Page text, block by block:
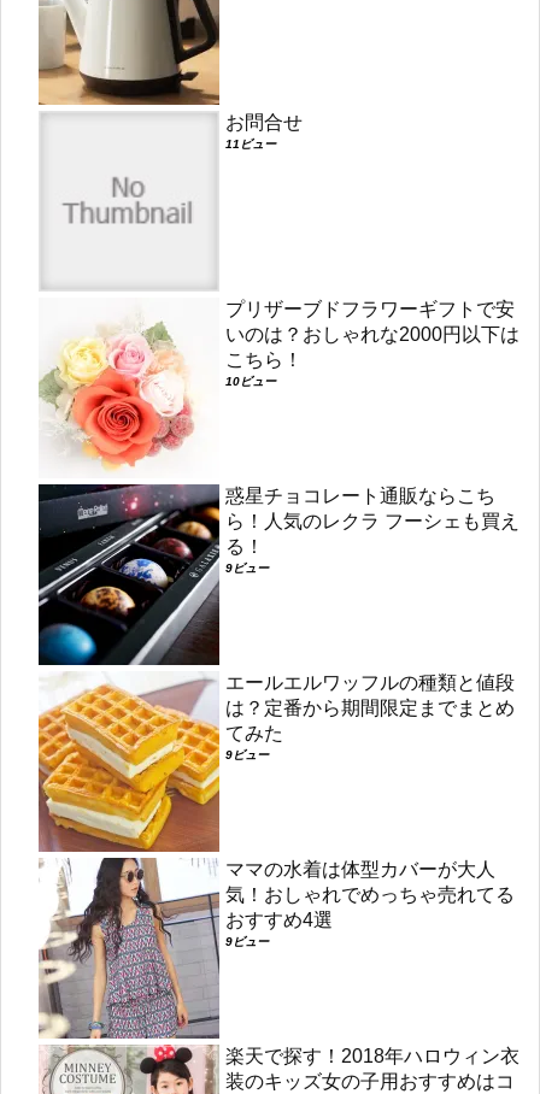
お問合せ
11ビュー
プリザーブドフラワーギフトで安
いのは？おしゃれな2000円以下は
こちら！
10ビュー
惑星チョコレート通販ならこち
ら！人気のレクラ フーシェも買え
る！
9ビュー
エールエルワッフルの種類と値段
は？定番から期間限定までまとめ
てみた
9ビュー
ママの水着は体型カバーが大人
気！おしゃれでめっちゃ売れてる
おすすめ4選
9ビュー
楽天で探す！2018年ハロウィン衣
装のキッズ女の子用おすすめはコ